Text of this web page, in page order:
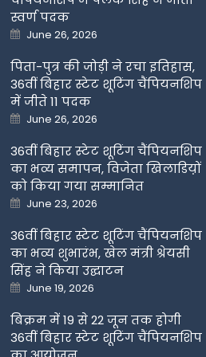
स्वर्ण पदक
Posted
on
June 26, 2026
पिता-पुत्र की जोड़ी ने रचा इतिहास,
36वीं बिहार स्टेट शूटिंग चैंपियनशिप
में जीते 11 पदक
Posted
on
June 26, 2026
36वीं बिहार स्टेट शूटिंग चैंपियनशिप
का भव्य समापन, विजेता खिलाडिय़ों
को किया गया सम्मानित
Posted
on
June 23, 2026
36वीं बिहार स्टेट शूटिंग चैंपियनशिप
का भव्य शुभारंभ, खेल मंत्री श्रेयसी
सिंह ने किया उद्घाटन
Posted
on
June 19, 2026
बिक्रम में 19 से 22 जून तक होगी
36वीं बिहार स्टेट शूटिंग चैंपियनशिप